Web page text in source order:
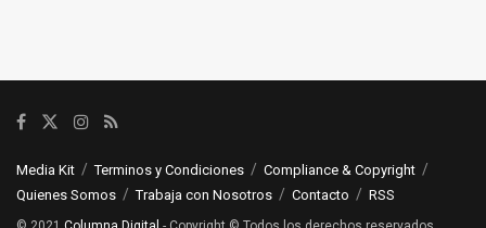
Media Kit Terminos y Condiciones
Compliance & Copyright
Quienes Somos
Trabaja con Nosotros Contacto RSS